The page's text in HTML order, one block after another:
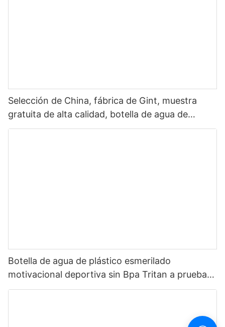
Selección de China, fábrica de Gint, muestra
gratuita de alta calidad, botella de agua de
plástico Tritan ecológica sin Bpa para bebida1
Botella de agua de plástico esmerilado
motivacional deportiva sin Bpa Tritan a prueba
de fugas personalizada de 32oz con marcador